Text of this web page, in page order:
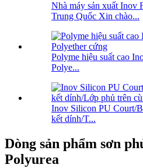
Nhà máy sản xuất Inov
Trung Quốc Xin chào...
Polyme hiệu suất cao
Polye...
Inov Silicon PU Court/
kết dính/T...
Dòng sản phẩm sơn
Polyurea